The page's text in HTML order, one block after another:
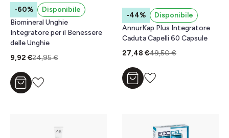
-60%
Disponibile
Biomineral Unghie
Integratore per il Benessere
delle Unghie
9,92 €24,95 €
Aggiungi al carrello
-44%
Disponibile
AnnurKap Plus Integratore
Caduta Capelli 60 Capsule
27,48 €49,50 €
Aggiungi al carrello